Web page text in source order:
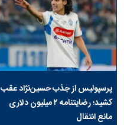
پرسپولیس از جذب حسین‌نژاد عقب
کشید؛ رضایتنامه ۲ میلیون دلاری
مانع انتقال